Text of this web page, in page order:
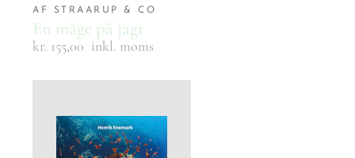
AF STRAARUP & CO
En måge på jagt
kr. 155,00 inkl. moms